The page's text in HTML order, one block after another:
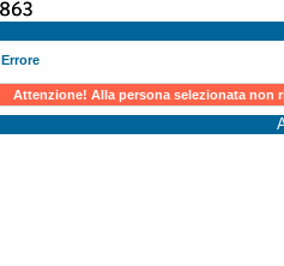
Errore
Attenzione! Alla persona selezionata non